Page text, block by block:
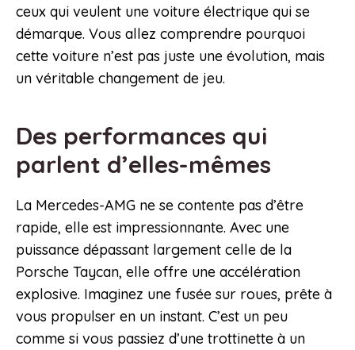
ceux qui veulent une voiture électrique qui se
démarque. Vous allez comprendre pourquoi
cette voiture n’est pas juste une évolution, mais
un véritable changement de jeu.
Des performances qui
parlent d’elles-mêmes
La Mercedes-AMG ne se contente pas d’être
rapide, elle est impressionnante. Avec une
puissance dépassant largement celle de la
Porsche Taycan, elle offre une accélération
explosive. Imaginez une fusée sur roues, prête à
vous propulser en un instant. C’est un peu
comme si vous passiez d’une trottinette à un